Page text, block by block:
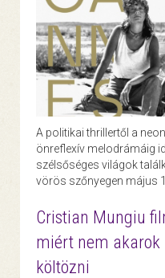
A politikai thrillertől a
önreflexív melodrámáig
szélsőséges világok
vörös szőnyegen május
Cristian Mungiu
miért nem akarok
költözni